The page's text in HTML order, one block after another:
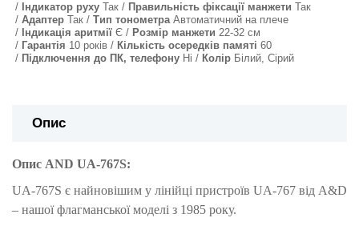
Індикатор руху Так Правильність фіксації манжети Так
Адаптер Так Тип тонометра Автоматичний на плече
Індикація аритмії Є Розмір манжети 22-32 см
Гарантія 10 років Кількість осередків памяті 60
Підключення до ПК, телефону Ні Колір Білий, Сірий
Опис
Опис AND UA-767S:
UA-767S є найновішим у лінійці пристроїв UA-767 від A&D
– нашої флагманської моделі з 1985 року.